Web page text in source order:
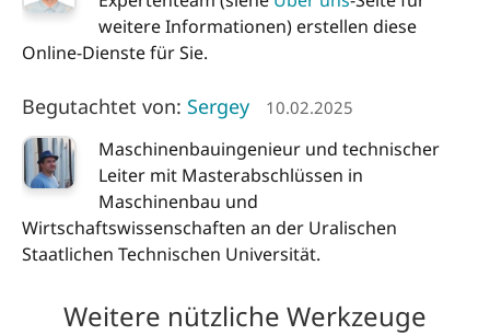
weitere Informationen) erstellen diese
Online-Dienste für Sie.
Begutachtet von: Sergey 10.02.2025
Maschinenbauingenieur und technischer
Leiter mit Masterabschlüssen in
Maschinenbau und
Wirtschaftswissenschaften an der Uralischen
Staatlichen Technischen Universität.
Weitere nützliche Werkzeuge